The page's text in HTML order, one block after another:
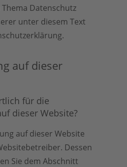
Datenschutz
unter diesem Text
auf dieser
für die
dieser Website?
auf dieser Website
Dessen
Sie dem Abschnitt